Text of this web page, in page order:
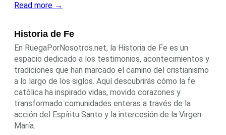
Read more →
Historia de Fe
En RuegaPorNosotros.net, la Historia de Fe es un
espacio dedicado a los testimonios, acontecimientos y
tradiciones que han marcado el camino del cristianismo
a lo largo de los siglos. Aquí descubrirás cómo la fe
católica ha inspirado vidas, movido corazones y
transformado comunidades enteras a través de la
acción del Espíritu Santo y la intercesión de la Virgen
María.